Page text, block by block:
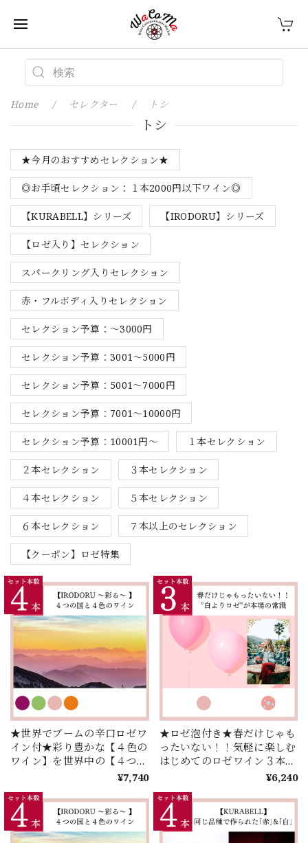
Home セレクター トシ
トシ
★今月のおすすめセレクション★
◎お手頃セレクション：１本2000円以下ワイン◎
【KURABELL】シリーズ 【IRODORU】シリーズ
【ロゼ入り】セレクション
スパークリング入りセレクション
赤・フルボディ入りセレクション
セレクション予算：～3000円
セレクション予算：3001～5000円
セレクション予算：5001～7000円
セレクション予算：7001～10000円
セレクション予算：10001円～ １本セレクション
２本セレクション ３本セレクション
４本セレクション ５本セレクション
６本セレクション ７本以上のセレクション
【クーポン】ロゼ特集
★世界でブームの辛口ロゼワ
イン付★彩り豊かな【４色の
ワイン】を世界中の【４つの
国】からセレクト！お手頃価
格で楽しむ【IRODORU】４
本セレクション！
¥7,740
★ロゼ泡付き★春だけじゃも
ったいない！！気軽に楽しむ
はじめてのロゼワイン３本セ
¥6,240